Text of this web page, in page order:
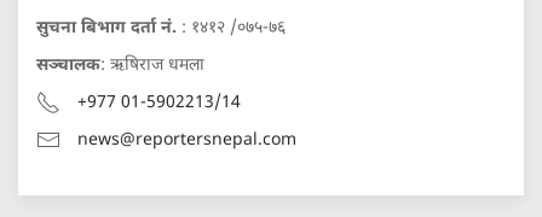
सुचना बिभाग दर्ता नं. : १४१२ /०७५-७६
सञ्चालक: ऋषिराज धमला
+977 01-5902213/14
news@reportersnepal.com